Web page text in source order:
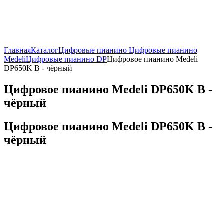
ГлавнаяКаталогЦифровые пианино Цифровые пианино
MedeliЦифровые пианино DPЦифровое пианино Medeli
DP650K B - чёрный
Цифровое пианино Medeli DP650K B -
чёрный
Цифровое пианино Medeli DP650K B -
чёрный